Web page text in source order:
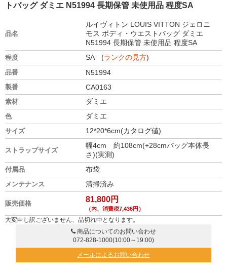
トバッグ ダミエ N51994 長期保管 未使用品 程度SA
品名
ルイヴィトン LOUIS VITTON ジェロニ
モス ボディ・ウエストバッグ ダミエ
N51994 長期保管 未使用品 程度SA
程度 SA (ランクの見方)
品番 N51994
製番 CA0163
素材 ダミエ
色 ダミエ
サイズ 12*20*6cm(カタログ値)
ストラップサイズ
幅4cm 約108cm(+28cmバッグ本体長
さ)(実測)
付属品 布袋
メンテナンス 清掃済み
販売価格 81,800円
（内、消費税7,436円）
大変申し訳ございません、品切れ中となります。
商品についてのお問い合わせ
072-828-1000(10:00～19:00)
メールによるお問い合わせ